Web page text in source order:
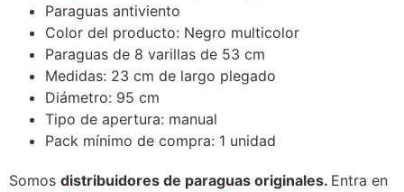
Paraguas antiviento
Color del producto: Negro multicolor
Paraguas de 8 varillas de 53 cm
Medidas: 23 cm de largo plegado
Diámetro: 95 cm
Tipo de apertura: manual
Pack mínimo de compra: 1 unidad
Somos distribuidores de paraguas originales. Entra en